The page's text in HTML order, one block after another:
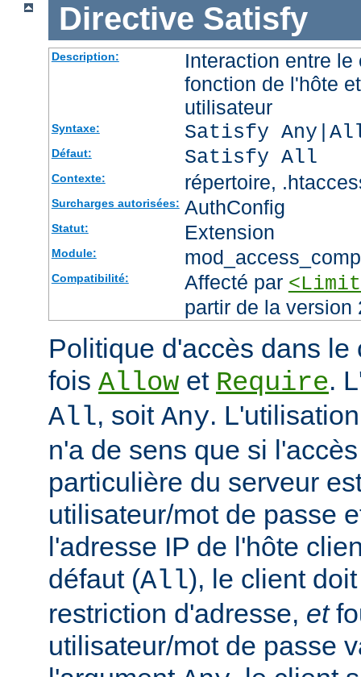
Directive Satisfy
Description:
Interaction entre
fonction de l'hôte
utilisateur
Syntaxe: Satisfy
Défaut: Satisfy All
Contexte: répertoire,
Surcharges autorisées: AuthConfig
Statut: Extension
Module:
Compatibilité: Affecté par
partir de la version
Politique d'accès dans
fois Allow et Require.
All, soit Any.
n'a de sens que si
particulière du serveur
utilisateur/mot de passe
l'adresse IP de l'hôte
défaut (All), le client
restriction d'adresse, et
utilisateur/mot de passe